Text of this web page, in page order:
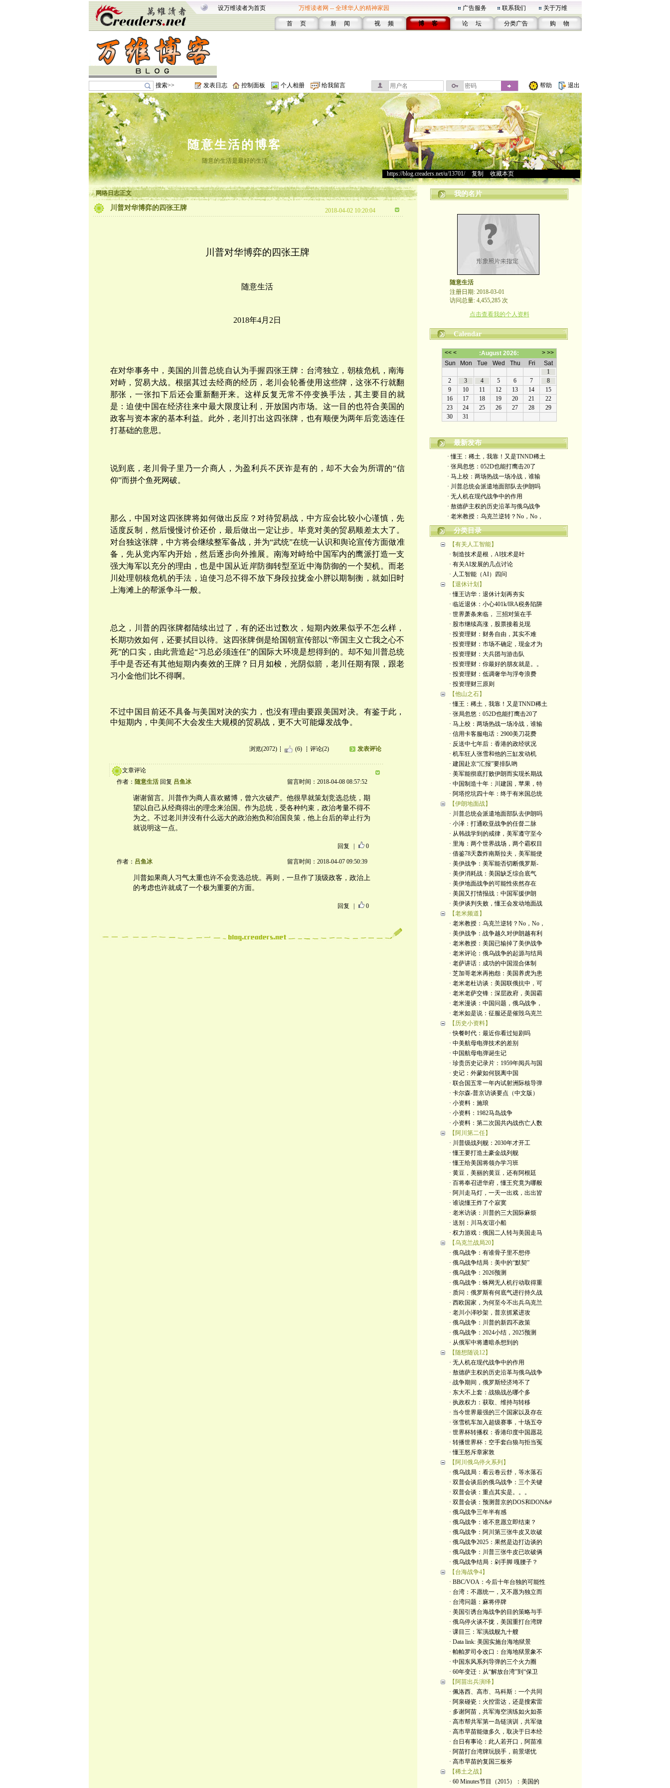
设万维读者为首页 万维读者网 -- 全球华人的精神家园 广告服务 联系我们 关于万维
首 页 新 闻 视 频 博 客 论 坛 分类广告 购 物
搜索>> 发表日志 控制面板 个人相册 给我留言 帮助 退出
随意生活的博客
随意的生活是最好的生活
https://blog.creaders.net/u/13701/> 复制 收藏本页
网络日志正文
川普对华博弈的四张王牌 2018-04-02 10:20:04
川普对华博弈的四张王牌
随意生活
2018年4月2日
在对华事务中，美国的川普总统自认为手握四张王牌：台湾独立，朝核危机，南海
对峙，贸易大战。根据其过去经商的经历，老川会轮番使用这些牌，这张不行就翻
那张，一张扣下后还会重新翻开来。这样反复无常不停变换手法，其主要目的就
是：迫使中国在经济往来中最大限度让利，开放国内市场。这一目的也符合美国的
政客与资本家的基本利益。 此外，老川打出这四张牌，也有顺便为两年后竞选连任
打基础的意思。
说到底，老川骨子里乃一介商人，为盈利兵不厌诈是有的，却不大会为所谓的“信
仰”而拼个鱼死网破。
那么，中国对这四张牌将如何做出反应？对待贸易战，中方应会比较小心谨慎，先
适度反制，然后慢慢讨价还价，最后做出一定让步。毕竟对美的贸易顺差太大了。
对台独这张牌，中方将会继续整军备战，并为“武统”在统一认识和舆论宣传方面做准
备，先从党内军内开始，然后逐步向外推展。南海对峙给中国军内的鹰派打造一支
强大海军以充分的理由，也是中国从近岸防御转型至近中海防御的一个契机。而老
川处理朝核危机的手法，迫使习总不得不放下身段拉拢金小胖以期制衡，就如旧时
上海滩上的帮派争斗一般。
总之，川普的四张牌都陆续出过了，有的还出过数次，短期内效果似乎不怎么样，
长期功效如何，还要拭目以待。这四张牌倒是给国朝宣传部以“帝国主义亡我之心不
死”的口实，由此营造起“习总必须连任”的国际大环境是想得到的。却不知川普总统
手中是否还有其他短期内奏效的王牌？日月如梭，光阴似箭，老川任期有限，跟老
习小金他们比不得啊。
不过中国目前还不具备与美国对决的实力，也没有理由要跟美国对决。有鉴于此，
中短期内，中美间不大会发生大规模的贸易战，更不大可能爆发战争。
浏览(2072) (6) 评论(2) 发表评论
文章评论
作者： 随意生活回复 吕鱼冰 留言时间：2018-04-08 08:57:52
谢谢留言。川普作为商人喜欢赌博，曾六次破产。他很早就策划竞选总统，期
望以自己从经商得出的理念来治国。作为总统，受各种约束，政治考量不得不
为之。不过老川并没有什么远大的政治抱负和治国良策，他上台后的举止行为
就说明这一点。
回复 0
作者： 吕鱼冰 留言时间：2018-04-07 09:50:39
川普如果商人习气太重也许不会竞选总统。再则，一旦作了顶级政客，政治上
的考虑也许就成了一个极为重要的方面。
回复 0
我的名片
随意生活
注册日期: 2018-03-01
访问总量: 4,455,285 次
点击查看我的个人资料
Calendar
最新发布
· 懂王：稀土，我靠！又是TNND稀土
· 张局忽悠：052D也能打鹰击20了
· 马上校：两场热战一场冷战，谁输
· 川普总统会派遣地面部队去伊朗吗
· 无人机在现代战争中的作用
· 敖德萨主权的历史沿革与俄乌战争
· 老米教授：乌克兰逆转？No，No，
分类目录
【有关人工智能】
· 制造技术是根，AI技术是叶
· 有关AI发展的几点讨论
· 人工智能（AI）四问
【退休计划】
· 懂王访华：退休计划再夯实
· 临近退休：小心401k/IRA税务陷阱
· 世界萧条来临， 三招对策在手
· 股市继续高涨，股票接着兑现
· 投资理财：财务自由，其实不难
· 投资理财：市场不确定，现金才为
· 投资理财：大兵团与游击队
· 投资理财：你最好的朋友就是。。
· 投资理财：低调奢华与浮夸浪费
· 投资理财三原则
【他山之石】
· 懂王：稀土，我靠！又是TNND稀土
· 张局忽悠：052D也能打鹰击20了
· 马上校：两场热战一场冷战，谁输
· 信用卡客服电话：2900美刀花费
· 反送中七年后：香港的政经状况
· 机车狂人张雪和他的三缸发动机
· 建国赴京“汇报”要排队哟
· 美军能彻底打败伊朗而实现长期战
· 中国制造十年：川建国，苹果，特
· 阿塔挖坑四十年：终于有米国总统
【伊朗地面战】
· 川普总统会派遣地面部队去伊朗吗
· 小泽：打通欧亚战争的任督二脉
· 从韩战学到的戒律，美军遵守至今
· 里海：两个世界战场，两个霸权目
· 借鉴78天轰炸南斯拉夫，美军能使
· 美伊战争：美军能否切断俄罗斯-
· 美伊消耗战：美国缺乏综合底气
· 美伊地面战争的可能性依然存在
· 美国又打情报战：中国军援伊朗
· 美伊谈判失败，懂王会发动地面战
【老米频道】
· 老米教授：乌克兰逆转？No，No，
· 美伊战争：战争越久对伊朗越有利
· 老米教授：美国已输掉了美伊战争
· 老米评论：俄乌战争的起源与结局
· 老萨讲话：成功的中国混合体制
· 芝加哥老米再抱怨：美国养虎为患
· 老米老杜访谈：美国联俄抗中，可
· 老米老萨交锋：深层政府，美国霸
· 老米漫谈：中国问题，俄乌战争，
· 老米如是说：征服还是催毁乌克兰
【历史小资料】
· 快餐时代：最近你看过短剧吗
· 中美航母电弹技术的差别
· 中国航母电弹诞生记
· 珍贵历史记录片：1959年阅兵与国
· 史记：外蒙如何脱离中国
· 联合国五常一年内试射洲际核导弹
· 卡尔森-普京访谈要点（中文版）
· 小资料：施琅
· 小资料：1982马岛战争
· 小资料：第二次国共内战伤亡人数
【阿川第二任】
· 川普级战列舰：2030年才开工
· 懂王要打造土豪金战列舰
· 懂王给美国将领办学习班
· 黄豆，美丽的黄豆，还有阿根廷
· 百将奉召进华府，懂王究竟为哪般
· 阿川走马灯，一天一出戏，出出皆
· 谁说懂王炸了个寂寞
· 老米访谈：川普的三大国际麻烦
· 送别：川马友谊小船
· 权力游戏：俄国二人转与美国走马
【乌克兰战局20】
· 俄乌战争：有谁骨子里不想停
· 俄乌战争结局：美中的“默契”
· 俄乌战争：2026预测
· 俄乌战争：蛛网无人机行动取得重
· 质问：俄罗斯有何底气进行持久战
· 西欧国家，为何至今不出兵乌克兰
· 老川小泽吵架，普京抓紧进攻
· 俄乌战争：川普的新四不政策
· 俄乌战争：2024小结，2025预测
· 从俄军中将遭暗杀想到的
【随想随说12】
· 无人机在现代战争中的作用
· 敖德萨主权的历史沿革与俄乌战争
· 战争期间，俄罗斯经济垮不了
· 东大不上套：战狼战怂哪个多
· 执政权力：获取、维持与转移
· 当今世界最强的三个国家以及存在
· 张雪机车加入超级赛事，十场五夺
· 世界杯转播权：香港印度中国愿花
· 转播世界杯：空手套白狼与拒当冤
· 懂王怒斥章家敦
【阿川俄乌停火系列】
· 俄乌战局：看云卷云舒，等水落石
· 双普会谈后的俄乌战争：三个关键
· 双普会谈：重点其实是。。。
· 双普会谈：预测普京的DOS和DON&#
· 俄乌战争三年半有感
· 俄乌战争：谁不意愿立即结束？
· 俄乌战争：阿川第三张牛皮又吹破
· 俄乌战争2025：果然是边打边谈的
· 俄乌战争：川普三张牛皮已吹破俩
· 俄乌战争结局：剁手脚 嘎腰子？
【台海战争4】
· BBC/VOA：今后十年台独的可能性
· 台湾：不愿统一，又不愿为独立而
· 台湾问题：麻将停牌
· 美国引诱台海战争的目的策略与手
· 俄乌停火谈不拢，美国重打台湾牌
· 课目三：军演战舰九十艘
· Data link: 美国实施台海地狱景
· 帕帕罗司令改口：台海地狱景象不
· 中国东风系列导弹的三个火力圈
· 60年变迁：从“解放台湾”到“保卫
【阿苗出兵演绎】
· 佩洛西、高市、马科斯：一个共同
· 阿泉碰瓷：火控雷达，还是搜索雷
· 多谢阿苗，共军海空演练如火如荼
· 高市帮共军第一岛链演训，共军做
· 高市早苗能做多久，取决于日本经
· 台日有事论：此人若开口，阿苗准
· 阿苗打台湾牌玩脱手，前景堪忧
· 高市早苗的复国三板斧
【稀土之战】
· 60 Minutes节目（2015）：美国的